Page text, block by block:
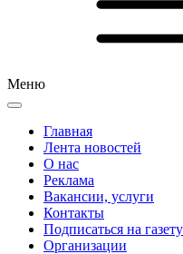
Меню
Главная
Лента новостей
О нас
Реклама
Вакансии, услуги
Контакты
Подписаться на газету
Организации